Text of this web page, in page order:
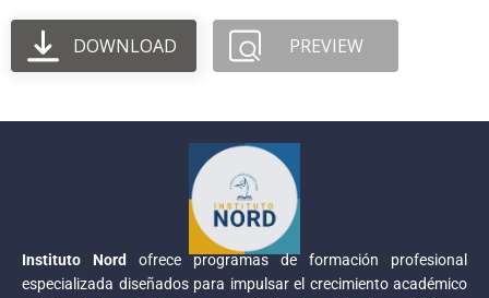
DOWNLOAD PREVIEW
Instituto Nord
ofrece programas de formación profesional
especializada diseñados para impulsar el crecimiento académico